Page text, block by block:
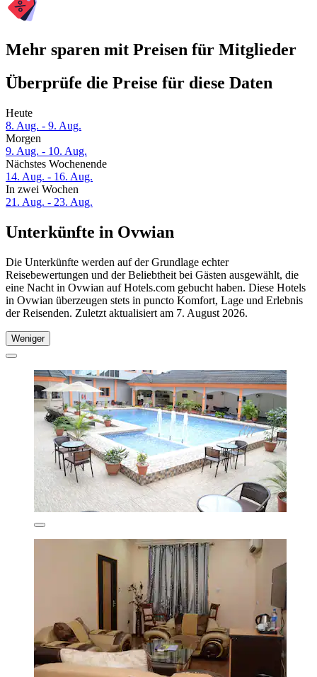
Mehr sparen mit Preisen für Mitglieder
Überprüfe die Preise für diese Daten
Heute
8. Aug. - 9. Aug.
Morgen
9. Aug. - 10. Aug.
Nächstes Wochenende
14. Aug. - 16. Aug.
In zwei Wochen
21. Aug. - 23. Aug.
Unterkünfte in Ovwian
Die Unterkünfte werden auf der Grundlage echter
Reisebewertungen und der Beliebtheit bei Gästen ausgewählt, die
eine Nacht in Ovwian auf Hotels.com gebucht haben. Diese Hotels
in Ovwian überzeugen stets in puncto Komfort, Lage und Erlebnis
der Reisenden. Zuletzt aktualisiert am 7. August 2026.
Weniger